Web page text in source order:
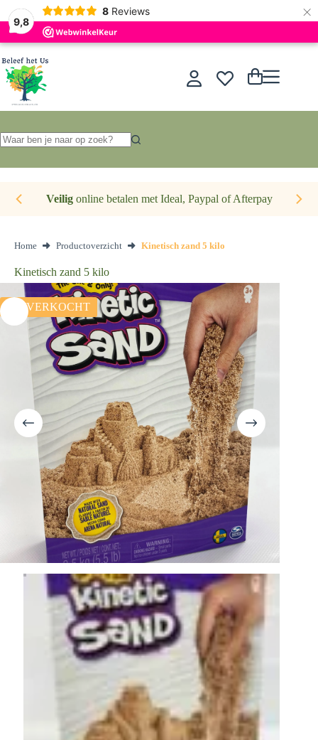
9,8
8 Reviews ×
Ga
naar
de
inhoud
Winkelwagen
resultaten
Veiligonline betalen met Ideal, Paypal of Afterpay
Home Productoverzicht Kinetisch zand 5 kilo
Kinetisch zand 5 kilo
UITVERKOCHT